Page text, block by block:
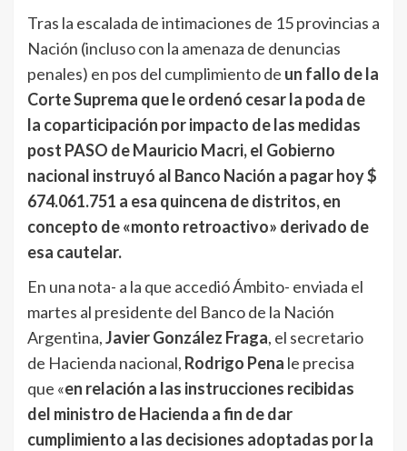
Tras la escalada de intimaciones de 15 provincias a
Nación (incluso con la amenaza de denuncias
penales) en pos del cumplimiento de un fallo de la
Corte Suprema que le ordenó cesar la poda de
la coparticipación por impacto de las medidas
post PASO de Mauricio Macri, el Gobierno
nacional instruyó al Banco Nación a pagar hoy $
674.061.751 a esa quincena de distritos, en
concepto de «monto retroactivo» derivado de
esa cautelar.
En una nota- a la que accedió Ámbito- enviada el
martes al presidente del Banco de la Nación
Argentina,Javier González Fraga, el secretario
de Hacienda nacional, Rodrigo Pena le precisa
que «en relación a las instrucciones recibidas
del ministro de Hacienda a fin de dar
cumplimiento a las decisiones adoptadas por la